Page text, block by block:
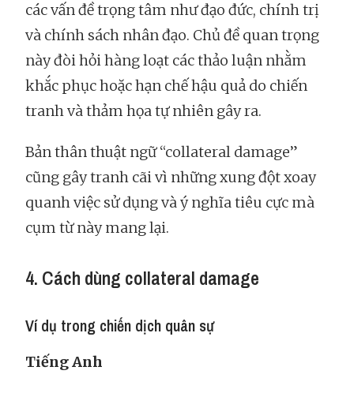
các vấn đề trọng tâm như đạo đức, chính trị
và chính sách nhân đạo. Chủ đề quan trọng
này đòi hỏi hàng loạt các thảo luận nhằm
khắc phục hoặc hạn chế hậu quả do chiến
tranh và thảm họa tự nhiên gây ra.
Bản thân thuật ngữ “collateral damage”
cũng gây tranh cãi vì những xung đột xoay
quanh việc sử dụng và ý nghĩa tiêu cực mà
cụm từ này mang lại.
4. Cách dùng collateral damage
Ví dụ trong chiến dịch quân sự
Tiếng Anh